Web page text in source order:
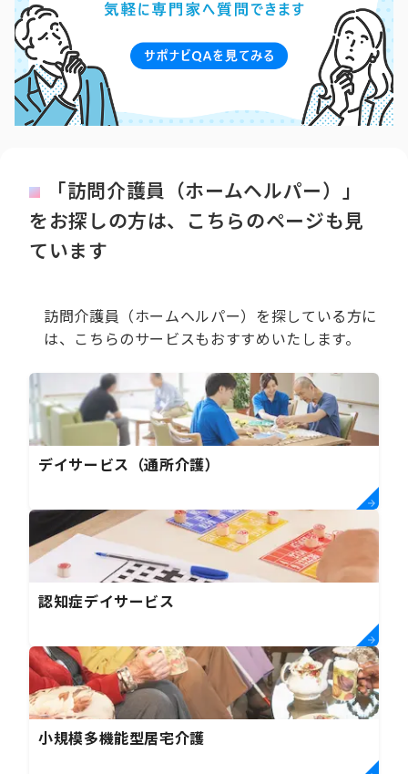
「訪問介護員（ホームヘルパー）」
をお探しの方は、こちらのページも見
ています
訪問介護員（ホームヘルパー）を探している方に
は、こちらのサービスもおすすめいたします。
デイサービス（通所介護）
認知症デイサービス
小規模多機能型居宅介護